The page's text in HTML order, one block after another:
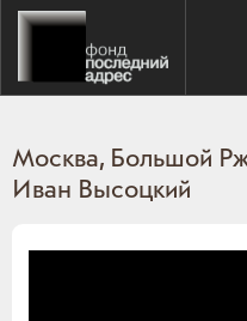
Москва, Большой
Иван Высоцкий